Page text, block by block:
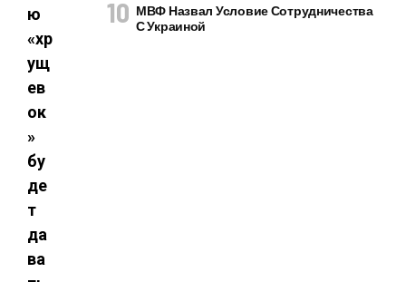
ю
«хр
ущ
ев
ок
»
бу
де
т
да
ва
МВФ Назвал Условие Сотрудничества
С Украиной